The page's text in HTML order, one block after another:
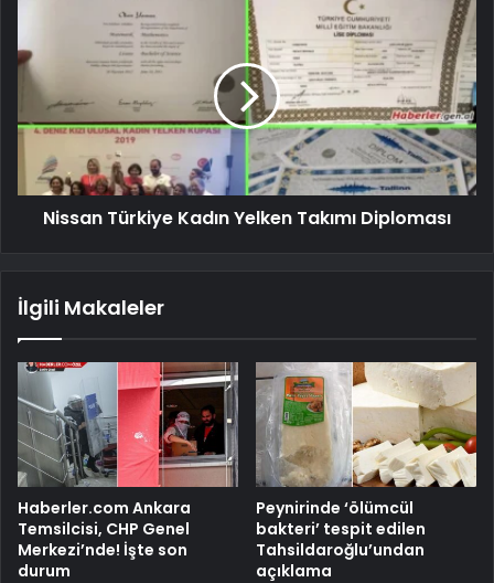
Nissan Türkiye Kadın Yelken Takımı Diploması
İlgili Makaleler
Haberler.com Ankara
Temsilcisi, CHP Genel
Merkezi’nde! İşte son
durum
Peynirinde ‘ölümcül
bakteri’ tespit edilen
Tahsildaroğlu’undan
açıklama